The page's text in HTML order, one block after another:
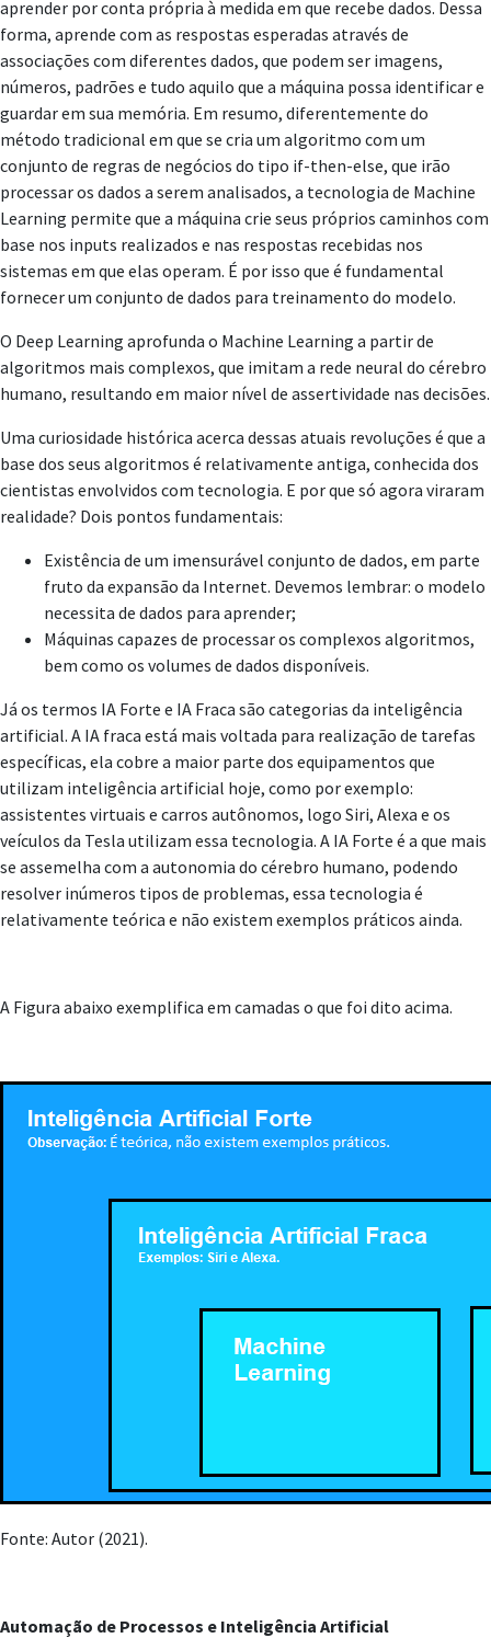
aprender por conta própria à medida em que recebe dados. Dessa
forma, aprende com as respostas esperadas através de
associações com diferentes dados, que podem ser imagens,
números, padrões e tudo aquilo que a máquina possa identificar e
guardar em sua memória. Em resumo, diferentemente do
método tradicional em que se cria um algoritmo com um
conjunto de regras de negócios do tipo if-then-else, que irão
processar os dados a serem analisados, a tecnologia de Machine
Learning permite que a máquina crie seus próprios caminhos com
base nos inputs realizados e nas respostas recebidas nos
sistemas em que elas operam. É por isso que é fundamental
fornecer um conjunto de dados para treinamento do modelo.
O Deep Learning aprofunda o Machine Learning a partir de
algoritmos mais complexos, que imitam a rede neural do cérebro
humano, resultando em maior nível de assertividade nas decisões.
Uma curiosidade histórica acerca dessas atuais revoluções é que a
base dos seus algoritmos é relativamente antiga, conhecida dos
cientistas envolvidos com tecnologia. E por que só agora viraram
realidade? Dois pontos fundamentais:
Existência de um imensurável conjunto de dados, em parte
fruto da expansão da Internet. Devemos lembrar: o modelo
necessita de dados para aprender;
Máquinas capazes de processar os complexos algoritmos,
bem como os volumes de dados disponíveis.
Já os termos IA Forte e IA Fraca são categorias da inteligência
artificial. A IA fraca está mais voltada para realização de tarefas
específicas, ela cobre a maior parte dos equipamentos que
utilizam inteligência artificial hoje, como por exemplo:
assistentes virtuais e carros autônomos, logo Siri, Alexa e os
veículos da Tesla utilizam essa tecnologia. A IA Forte é a que mais
se assemelha com a autonomia do cérebro humano, podendo
resolver inúmeros tipos de problemas, essa tecnologia é
relativamente teórica e não existem exemplos práticos ainda.
A Figura abaixo exemplifica em camadas o que foi dito acima.
Fonte: Autor (2021).
Automação de Processos e Inteligência Artificial